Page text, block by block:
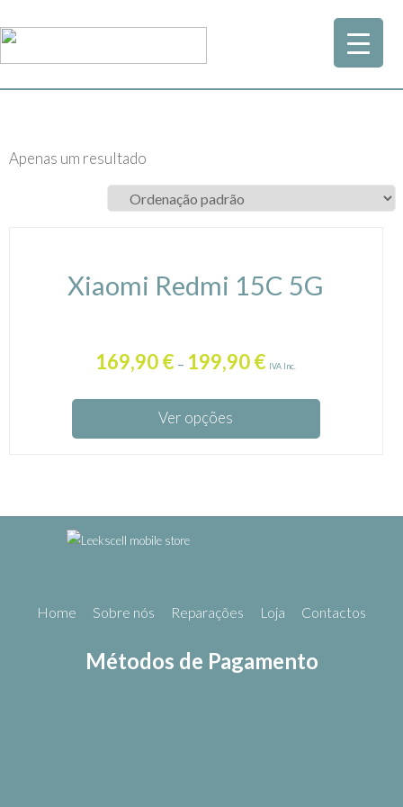
Apenas um resultado
Xiaomi Redmi 15C 5G
169,90€ – 199,90€ IVA Inc.
Ver opções
Home Sobre nós Reparações Loja Contactos
Métodos de Pagamento